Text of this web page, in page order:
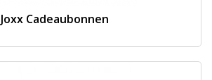
Joxx Cadeaubonnen